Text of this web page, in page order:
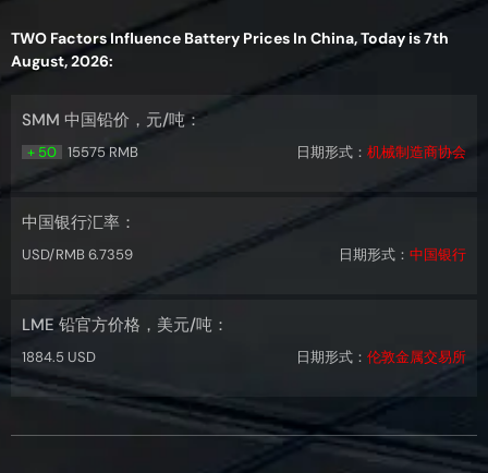
TWO Factors Influence Battery Prices In China, Today is 7th
August, 2026:
SMM 中国铅价，元/吨：
+ 50 15575 RMB 日期形式： 机械制造商协会
中国银行汇率：
USD/RMB 6.7359 日期形式： 中国银行
LME 铅官方价格，美元/吨：
1884.5 USD 日期形式： 伦敦金属交易所